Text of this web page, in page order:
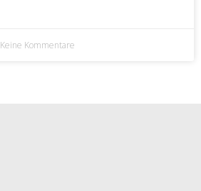
Keine Kommentare